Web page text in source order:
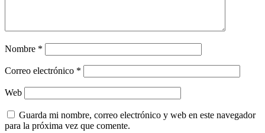
Nombre *
Correo electrónico *
Web
Guarda mi nombre, correo electrónico y web en este navegador
para la próxima vez que comente.